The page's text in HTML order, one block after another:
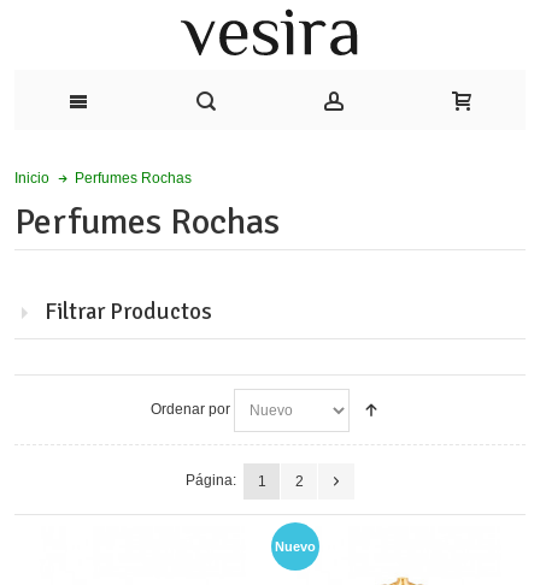
Inicio Perfumes Rochas
Perfumes Rochas
Filtrar Productos
Ordenar por
Página: 1 2
Nuevo